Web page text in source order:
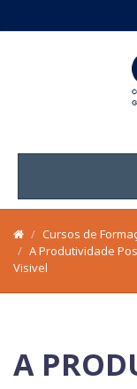
Cursos de
A Produtividade
Visivel
A